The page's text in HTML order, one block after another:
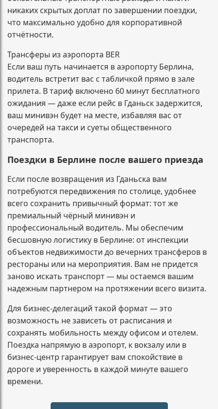
никаких скрытых доплат по завершении поездки,
что максимально удобно для корпоративной
отчётности.
Трансферы из аэропорта BER
Если ваш путь начинается в аэропорту Берлина,
водитель встретит вас с табличкой прямо в зале
прилета. В тариф включено 60 минут бесплатного
ожидания — даже если рейс в Гданьск задержится,
ваш минивэн будет на месте, избавляя вас от
очередей на такси и суеты общественного
транспорта.
Поездки в Берлине после вашего приезда
Если после возвращения из Гданьска вам
потребуются передвижения по столице, удобнее
всего сохранить привычный формат: тот же
премиальный чёрный минивэн и
профессиональный водитель. Мы обеспечим
бесшовную логистику в Берлине: от инспекции
объектов недвижимости до вечерних трансферов в
рестораны или на мероприятия. Вам не придется
заново искать транспорт — мы остаемся вашим
надежным партнером на протяжении всего визита.
Для бизнес-делегаций такой формат — это
возможность не зависеть от расписания и
сохранять мобильность между офисом и отелем.
Поездка напрямую в аэропорт, к вокзалу или в
бизнес-центр гарантирует вам спокойствие в
дороге и уверенность в каждой минуте вашего
времени.